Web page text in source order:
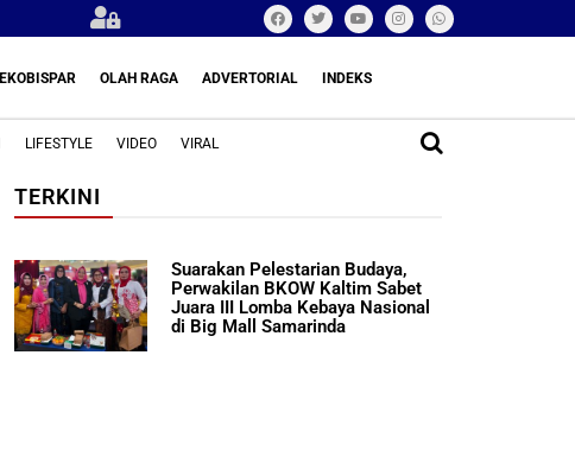
EKOBISPAR OLAH RAGA ADVERTORIAL INDEKS
LIFESTYLE VIDEO VIRAL
TERKINI
Suarakan Pelestarian Budaya,
Perwakilan BKOW Kaltim Sabet
Juara III Lomba Kebaya Nasional
di Big Mall Samarinda